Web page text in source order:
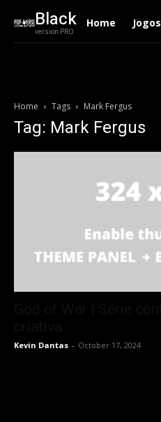
Black
version PRO
Home Jogos
Home Tags Mark Fergus
Tag: Mark Fergus
Kevin Dantas - October 17, 2024